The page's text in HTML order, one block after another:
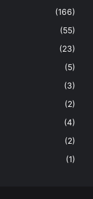
(166)
(55)
(23)
(5)
(3)
(2)
(4)
(2)
(1)